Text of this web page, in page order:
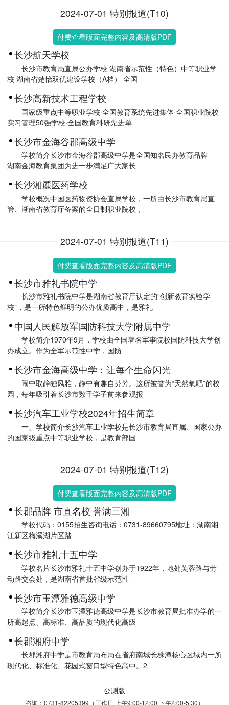
2024-07-01 特别报道(T10)
付费查看版面完整内容及高清版PDF
长沙航天学校
长沙市教育局直属公办学校 湖南省示范性（特色）中等职业学
校 湖南省楚怡双优建设学校（A档） 全国
长沙高新技术工程学校
国家级重点中等职业学校·全国教育系统先进集体·全国职业院校
实习管理50强学校·全国教育科研先进单
长沙市金海谷郡高级中学
学校简介长沙市金海谷郡高级中学是全国知名民办教育品牌——
湖南金海教育集团为进一步满足广大家长
长沙湘麓医药学校
学校概况中国医药物资协会直属学校，一所由长沙市教育局直
管、湖南省教育厅备案的全日制职业院校，
2024-07-01 特别报道(T11)
付费查看版面完整内容及高清版PDF
长沙市雅礼书院中学
长沙市雅礼书院中学是湖南省教育厅认定的“创新教育实验学
校”，是一所特色鲜明的公办优质高中，是雅礼
中国人民解放军国防科技大学附属中学
学校简介1970年9月，学校由全国著名军事院校国防科技大学创
办成立。作为全军示范性中学，国防
长沙市金海高级中学：让每个生命闪光
闹中取静独风雅，静中有趣自芬芳。这所被誉为“天然氧吧”的校
园，每年吸引着长沙市数千学子前来参观报
长沙汽车工业学校2024年招生简章
一、学校简介长沙汽车工业学校是长沙市教育局直属、国家公办
的国家级重点中等职业学校，是教育部国
2024-07-01 特别报道(T12)
付费查看版面完整内容及高清版PDF
长郡品牌 市直名校 誉满三湘
学校代码：0155招生咨询电话：0731-89660795地址：湖南湘
江新区梅溪湖片区踏
长沙市雅礼十五中学
学校名片长沙市雅礼十五中学创办于1922年，地处芙蓉路与劳
动路交会处，是湖南省首批省级示范性
长沙市玉潭雅德高级中学
学校简介长沙市玉潭雅德高级中学是长沙市教育局批准办学的一
所高起点、高标准、高品质的现代化高级
长郡湘府中学
长郡湘府中学是市教育局布局在省府南城长株潭核心区域内一所
现代化、标准化、花园式窗口型特色高中。2
公测版
咨询： 0731-82205399（工作日 上午9:00-12:00 下午2:00-5:30）